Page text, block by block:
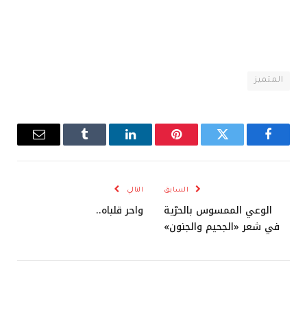
المتميز
فيسبوك تويتر بينتيريستلينكدإن Tumblr
البريد
السابق
الوعي الممسوس بالحرّية
في شعر «الجحيم والجنون»
التالي
واحر قلباه..